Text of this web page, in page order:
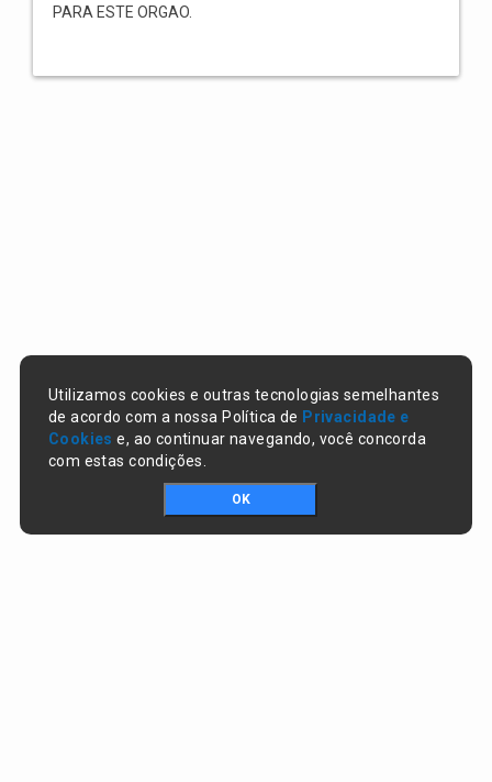
PARA ESTE ORGAO.
Utilizamos cookies e outras tecnologias semelhantes
de acordo com a nossa Política de Privacidade e
Cookies e, ao continuar navegando, você concorda
com estas condições.
OK